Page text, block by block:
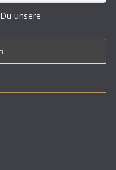
unsere